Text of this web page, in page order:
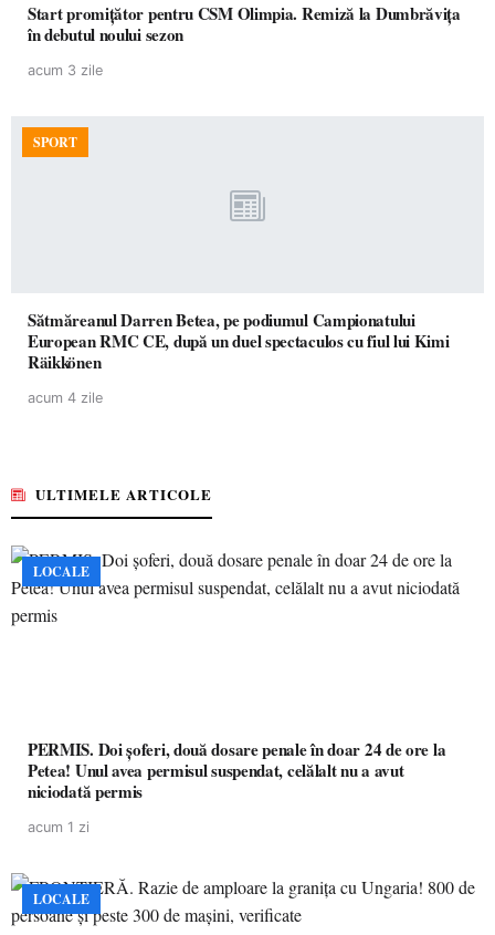
Start promițător pentru CSM Olimpia. Remiză la Dumbrăvița
în debutul noului sezon
acum 3 zile
SPORT
Sătmăreanul Darren Betea, pe podiumul Campionatului
European RMC CE, după un duel spectaculos cu fiul lui Kimi
Räikkönen
acum 4 zile
ULTIMELE ARTICOLE
LOCALE
PERMIS. Doi șoferi, două dosare penale în doar 24 de ore la
Petea! Unul avea permisul suspendat, celălalt nu a avut
niciodată permis
acum 1 zi
LOCALE